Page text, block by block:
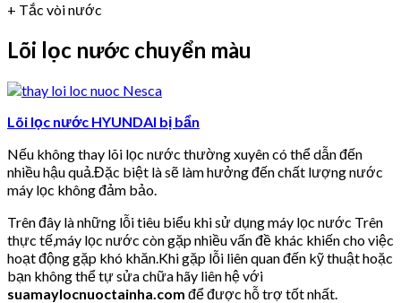
+ Tắc vòi nước
Lõi lọc nước chuyển màu
Lõi lọc nước HYUNDAI bị bẩn
Nếu không thay lõi lọc nước thường xuyên có thể dẫn đến
nhiều hậu quả.Đặc biệt là sẽ làm hưởng đến chất lượng nước
máy lọc không đảm bảo.
Trên đây là những lỗi tiêu biểu khi sử dụng máy lọc nước Trên
thực tế,máy lọc nước còn gặp nhiều vấn đề khác khiến cho việc
hoạt động gặp khó khăn.Khi gặp lỗi liên quan đến kỹ thuật hoặc
bạn không thể tự sửa chữa hãy liên hệ với
suamaylocnuoctainha.com để được hỗ trợ tốt nhất.